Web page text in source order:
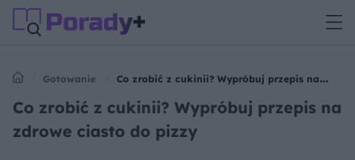
Gotowanie
Co zrobić z cukinii? Wypróbuj przepis na
zdrowe ciasto do pizzy
Co zrobić z cukinii? Wypróbuj przepis na
zdrowe ciasto do pizzy